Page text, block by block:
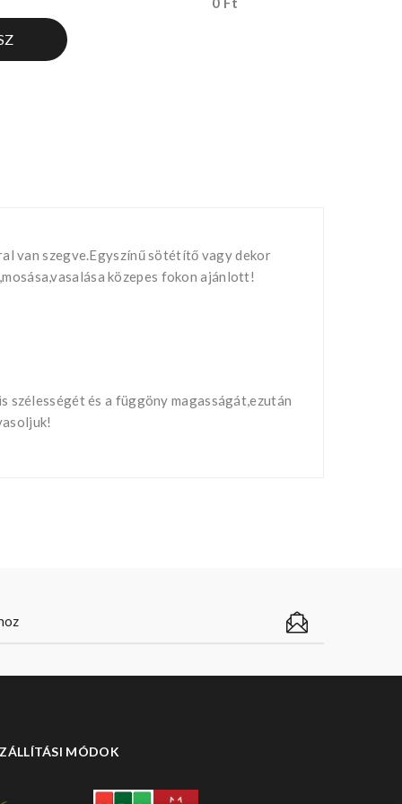
van szegve.Egyszínű sötétítő vagy dekor
közepes fokon ajánlott!
szélességét és a függöny magasságát,ezután
MÓDOK